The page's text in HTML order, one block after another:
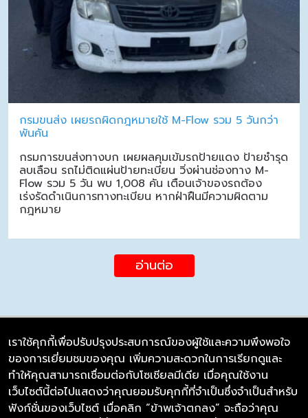
กรมขนส่ง เผยรถผิดกฎหมายใช้ M-Flow รวม 5 วันกว่า
พันคัน
กรมการขนส่งทางบก เผยผลคุมเข้มรถป้ายแดง ป้ายชำรุด
ลบเลือน รถไม่ติดแผ่นป้ายทะเบียน วิ่งผ่านช่องทาง M-
Flow รวม 5 วัน พบ 1,008 คัน เตือนเจ้าของรถต้อง
เร่งรัดดำเนินการทางทะเบียน หากฝ่าฝืนมีความผิดตาม
กฎหมาย
อ่านต่อ
บริษัท ซิมลิงค์ จำกัด
98/226 Bangrakyai-Baanmai Road,
Bangyai, Nonthaburi 11140
เราใช้คุกกี้เพื่อปรับปรุงประสบการณ์ของผู้ใช้และความพึงพอใจ
ของการเยี่ยมชมของคุณ เพิ่มความสะดวกในการเรียกดูและ
ทำให้คุณสามารถเชื่อมต่อกับโซเชียลมีเดีย เมื่อคุณใช้งาน
เว็บไซต์นี้ต่อไปแสดงว่าคุณยอมรับคุกกี้ที่จำเป็นซึ่งจำเป็นสำหรับ
ฟังก์ชั่นของเว็บไซต์ เมื่อคลิก “ข้าพเจ้าตกลง” จะถือว่าคุณ